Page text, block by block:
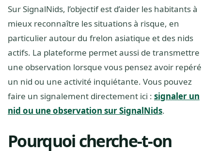
Sur SignalNids, l’objectif est d’aider les habitants à
mieux reconnaître les situations à risque, en
particulier autour du frelon asiatique et des nids
actifs. La plateforme permet aussi de transmettre
une observation lorsque vous pensez avoir repéré
un nid ou une activité inquiétante. Vous pouvez
faire un signalement directement ici : signaler un
nid ou une observation sur SignalNids.
Pourquoi cherche-t-on